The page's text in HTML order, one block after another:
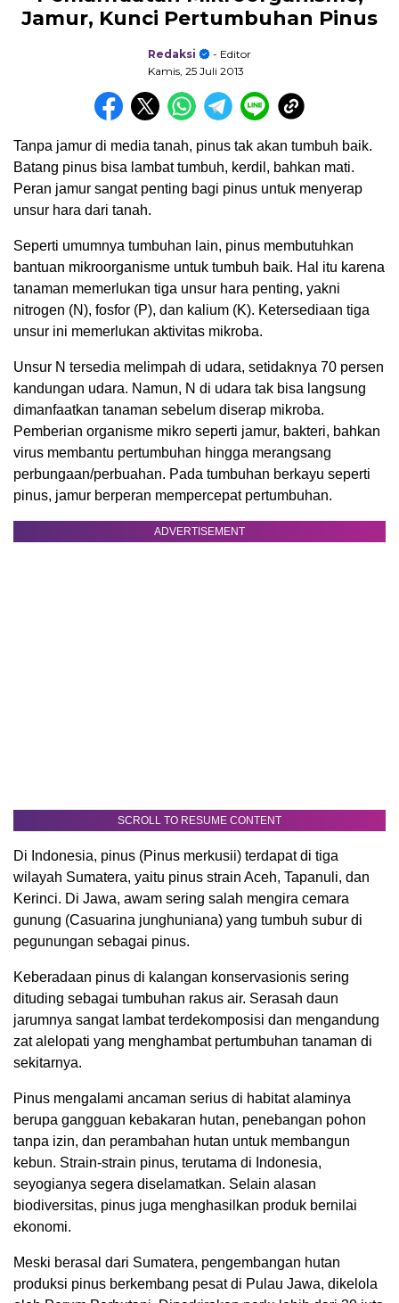
Jamur, Kunci Pertumbuhan Pinus
Redaksi
- Editor
Kamis, 25 Juli 2013
Tanpa jamur di media tanah, pinus tak akan tumbuh baik.
Batang pinus bisa lambat tumbuh, kerdil, bahkan mati.
Peran jamur sangat penting bagi pinus untuk menyerap
unsur hara dari tanah.
Seperti umumnya tumbuhan lain, pinus membutuhkan
bantuan mikroorganisme untuk tumbuh baik. Hal itu karena
tanaman memerlukan tiga unsur hara penting, yakni
nitrogen (N), fosfor (P), dan kalium (K). Ketersediaan tiga
unsur ini memerlukan aktivitas mikroba.
Unsur N tersedia melimpah di udara, setidaknya 70 persen
kandungan udara. Namun, N di udara tak bisa langsung
dimanfaatkan tanaman sebelum diserap mikroba.
Pemberian organisme mikro seperti jamur, bakteri, bahkan
virus membantu pertumbuhan hingga merangsang
perbungaan/perbuahan. Pada tumbuhan berkayu seperti
pinus, jamur berperan mempercepat pertumbuhan.
ADVERTISEMENT
SCROLL TO RESUME CONTENT
Di Indonesia, pinus (Pinus merkusii) terdapat di tiga
wilayah Sumatera, yaitu pinus strain Aceh, Tapanuli, dan
Kerinci. Di Jawa, awam sering salah mengira cemara
gunung (Casuarina junghuniana) yang tumbuh subur di
pegunungan sebagai pinus.
Keberadaan pinus di kalangan konservasionis sering
dituding sebagai tumbuhan rakus air. Serasah daun
jarumnya sangat lambat terdekomposisi dan mengandung
zat alelopati yang menghambat pertumbuhan tanaman di
sekitarnya.
Pinus mengalami ancaman serius di habitat alaminya
berupa gangguan kebakaran hutan, penebangan pohon
tanpa izin, dan perambahan hutan untuk membangun
kebun. Strain-strain pinus, terutama di Indonesia,
seyogianya segera diselamatkan. Selain alasan
biodiversitas, pinus juga menghasilkan produk bernilai
ekonomi.
Meski berasal dari Sumatera, pengembangan hutan
produksi pinus berkembang pesat di Pulau Jawa, dikelola